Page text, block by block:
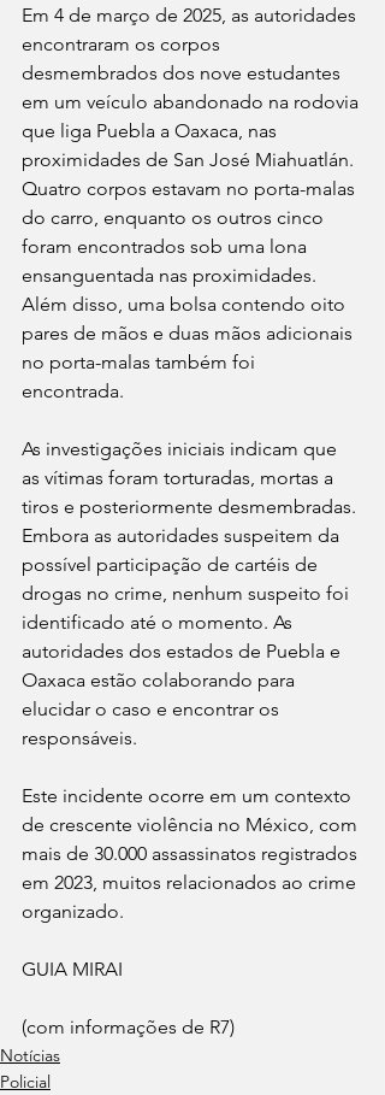
Em 4 de março de 2025, as autoridades
encontraram os corpos
desmembrados dos nove estudantes
em um veículo abandonado na rodovia
que liga Puebla a Oaxaca, nas
proximidades de San José Miahuatlán.
Quatro corpos estavam no porta-malas
do carro, enquanto os outros cinco
foram encontrados sob uma lona
ensanguentada nas proximidades.
Além disso, uma bolsa contendo oito
pares de mãos e duas mãos adicionais
no porta-malas também foi
encontrada.
As investigações iniciais indicam que
as vítimas foram torturadas, mortas a
tiros e posteriormente desmembradas.
Embora as autoridades suspeitem da
possível participação de cartéis de
drogas no crime, nenhum suspeito foi
identificado até o momento. As
autoridades dos estados de Puebla e
Oaxaca estão colaborando para
elucidar o caso e encontrar os
responsáveis.
Este incidente ocorre em um contexto
de crescente violência no México, com
mais de 30.000 assassinatos registrados
em 2023, muitos relacionados ao crime
organizado.
GUIA MIRAI
(com informações de R7)
Notícias
Policial